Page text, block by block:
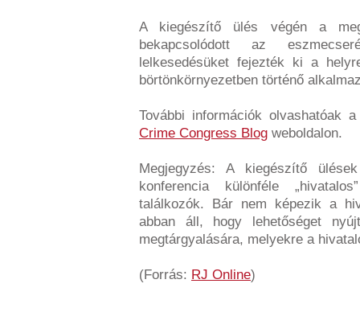
A kiegészítő ülés végén a
bekapcsolódott az
lelkesedésüket fejezték ki a
börtönkörnyezetben történő
További információk olvashatóak
Crime Congress Blog weboldalon.
Megjegyzés: A kiegészítő
konferencia különféle
találkozók. Bár nem képezik a
abban áll, hogy lehetőséget
megtárgyalására, melyekre a
(Forrás: RJ Online)